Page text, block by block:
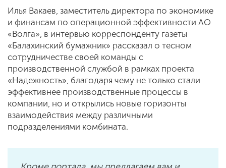
Илья Вакаев, заместитель директора по экономике
и финансам по операционной эффективности АО
«Волга», в интервью корреспонденту газеты
«Балахинский бумажник» рассказал о тесном
сотрудничестве своей команды с
производственной службой в рамках проекта
«Надежность», благодаря чему не только стали
эффективнее производственные процессы в
компании, но и открылись новые горизонты
взаимодействия между различными
подразделениями комбината.